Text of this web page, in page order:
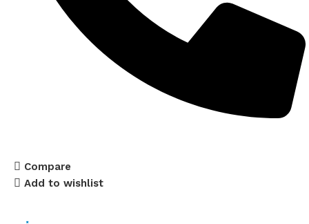
Compare
Add to wishlist